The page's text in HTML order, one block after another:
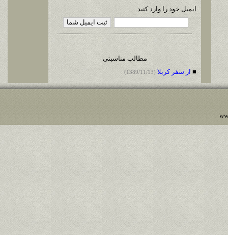
ایمیل خود را وارد کنید
مطالب مناسبتی
■ از سفر کربلا (1389/11/13)